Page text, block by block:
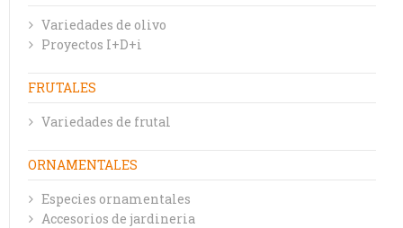
Variedades de olivo
Proyectos I+D+i
FRUTALES
Variedades de frutal
ORNAMENTALES
Especies ornamentales
Accesorios de jardineria